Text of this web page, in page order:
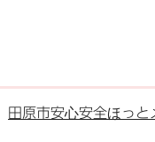
田原市安心安全ほっと